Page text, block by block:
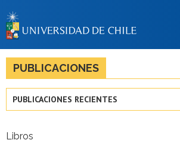
BIBLIOTECAS
LA UNIVERSIDAD
Estudiantes
PUBLICACIONES
PUBLICACIONES RECIENTES
Libros